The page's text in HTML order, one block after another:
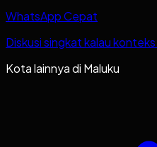
WhatsApp Cepat
Diskusi singkat kalau
Kota lainnya di Maluku